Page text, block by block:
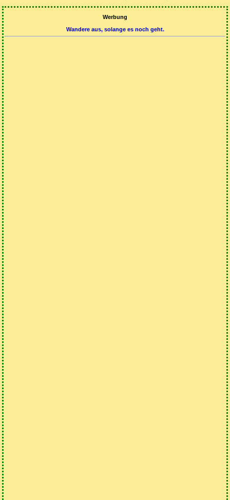
Werbung
Wandere aus, solange es noch geht.